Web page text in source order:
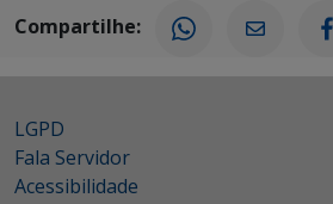
Compartilhe:
LGPD
Fala Servidor
Acessibilidade